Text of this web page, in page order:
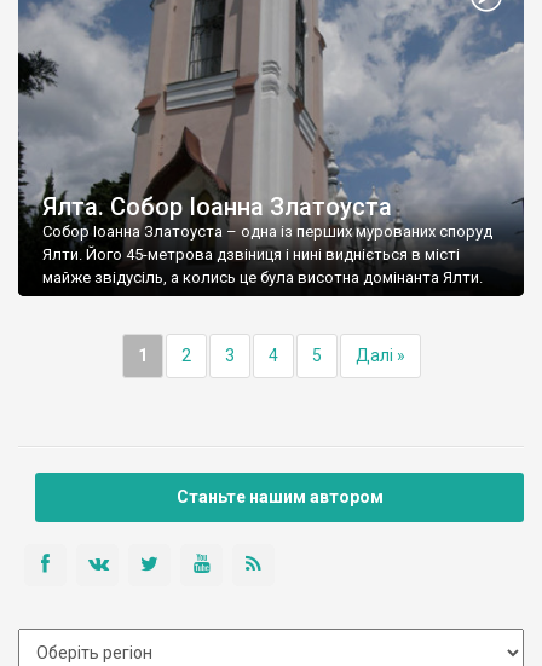
Ялта. Собор Іоанна Златоуста
Собор Іоанна Златоуста – одна із перших мурованих споруд
Ялти. Його 45-метрова дзвіниця і нині видніється в місті
майже звідусіль, а колись це була висотна домінанта Ялти.
1 2 3 4 5 Далі »
Станьте нашим автором